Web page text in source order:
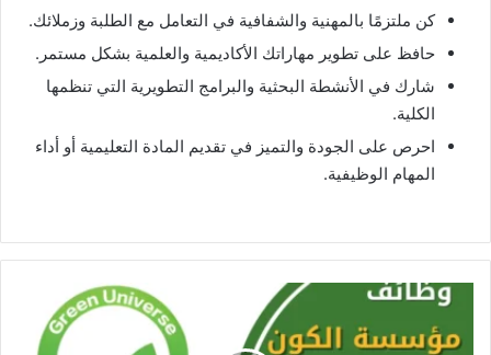
كن ملتزمًا بالمهنية والشفافية في التعامل مع الطلبة وزملائك.
حافظ على تطوير مهاراتك الأكاديمية والعلمية بشكل مستمر.
شارك في الأنشطة البحثية والبرامج التطويرية التي تنظمها
الكلية.
احرص على الجودة والتميز في تقديم المادة التعليمية أو أداء
المهام الوظيفية.
س